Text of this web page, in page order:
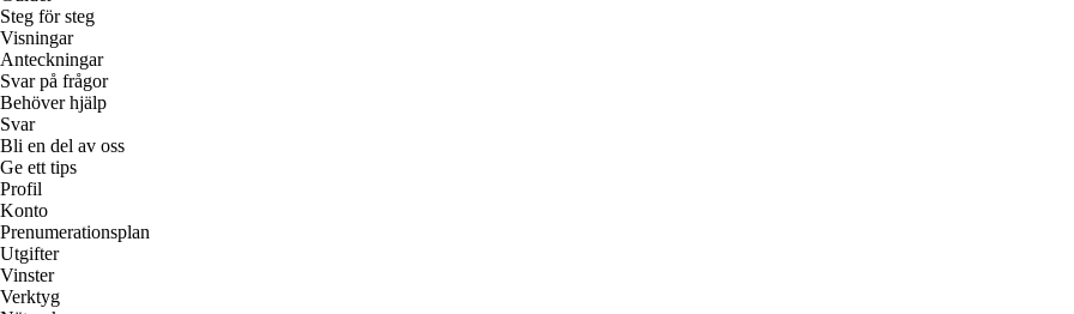
Steg för steg
Visningar
Anteckningar
Svar på frågor
Behöver hjälp
Svar
Bli en del av oss
Ge ett tips
Profil
Konto
Prenumerationsplan
Utgifter
Vinster
Verktyg